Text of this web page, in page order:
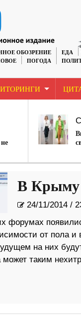
ОБОЗРЕНИЕ ЕДА
ПОГОДА
В Крыму
24/11/2014/
форумах
от пола и
на них
может таким